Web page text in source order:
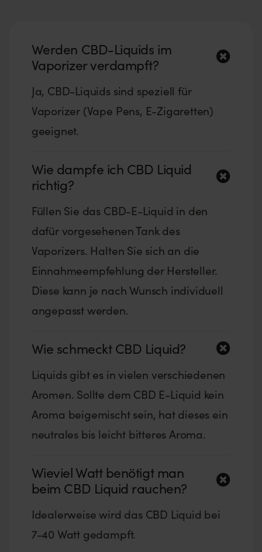
Werden CBD-Liquids im
Vaporizer verdampft?
Ja, CBD-Liquids sind speziell für
Vaporizer (Vape Pens, E-Zigaretten)
geeignet.
Wie dampfe ich CBD Liquid
richtig?
Füllen Sie das CBD-E-Liquid in den
dafür vorgesehenen Tank des
Vaporizers. Halten Sie sich an die
Einnahmeempfehlung der Hersteller.
Diese kann je nach Wunsch individuell
angepasst werden.
Wie schmeckt CBD Liquid?
Liquids gibt es in vielen verschiedenen
Aromen. Sollte dem CBD E-Liquid kein
Aroma beigemischt sein, hat dieses ein
neutrales bis leicht bitteres Aroma.
Wieviel Watt benötigt man
beim CBD Liquid rauchen?
Idealerweise wird das CBD Liquid bei
7-40 Watt gedampft.